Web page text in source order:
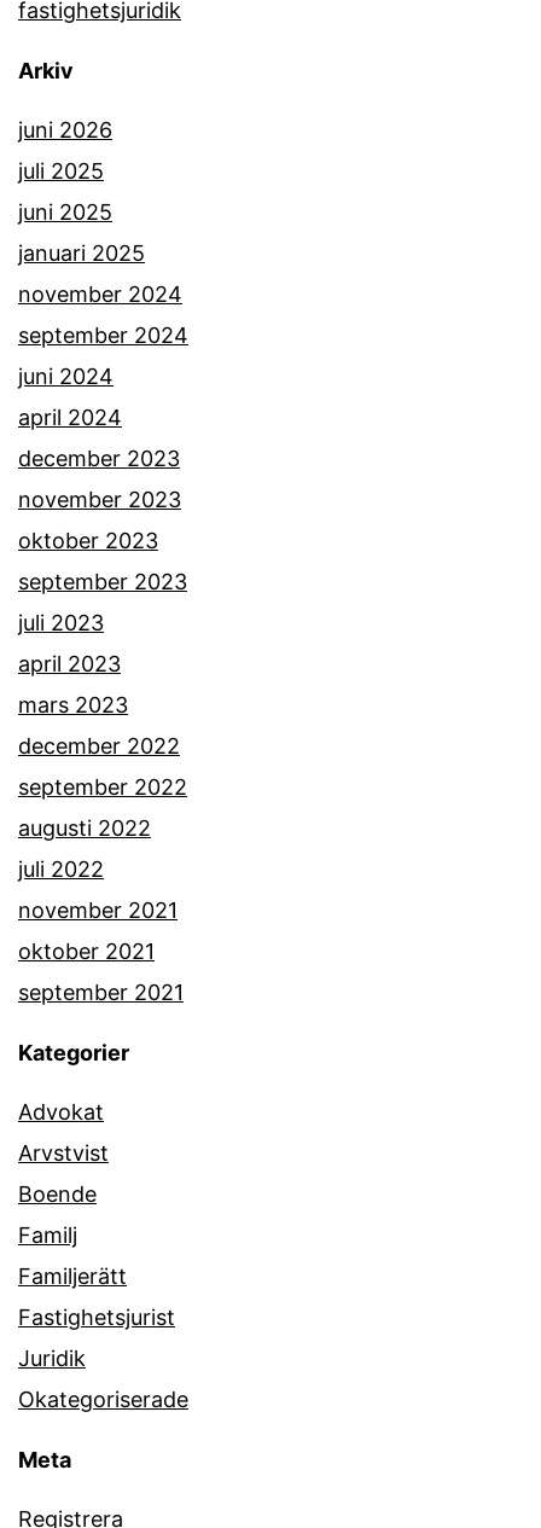
fastighetsjuridik
Arkiv
juni 2026
juli 2025
juni 2025
januari 2025
november 2024
september 2024
juni 2024
april 2024
december 2023
november 2023
oktober 2023
september 2023
juli 2023
april 2023
mars 2023
december 2022
september 2022
augusti 2022
juli 2022
november 2021
oktober 2021
september 2021
Kategorier
Advokat
Arvstvist
Boende
Familj
Familjerätt
Fastighetsjurist
Juridik
Okategoriserade
Meta
Registrera